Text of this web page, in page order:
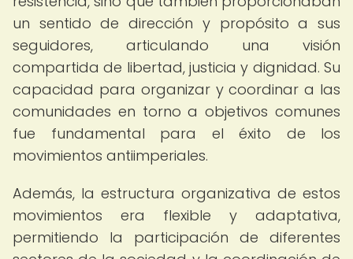
un sentido de dirección y propósito a sus
seguidores, articulando una visión
compartida de libertad, justicia y dignidad. Su
capacidad para organizar y coordinar a las
comunidades en torno a objetivos comunes
fue fundamental para el éxito de los
movimientos antiimperiales.
Además, la estructura organizativa de estos
movimientos era flexible y adaptativa,
permitiendo la participación de diferentes